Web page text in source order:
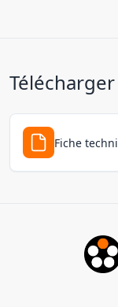
Télécharger
Fiche